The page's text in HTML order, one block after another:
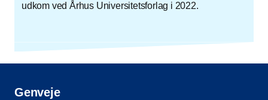
udkom ved Århus Universitetsforlag i 2022.
Genveje